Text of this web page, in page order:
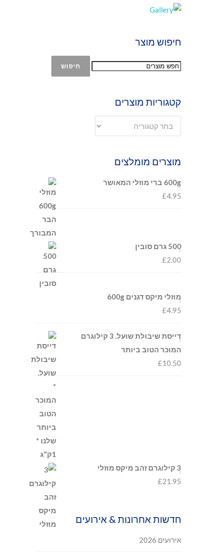
חיפוש מוצר
חיפוש
קטגוריות מוצרים
מוצרים מומלצים
600g ברי מוזלי המאושר
£4.95
500 גרם סובין
£2.00
מוזלי מיקס דגנים 600g
£4.95
דייסת שיבולת שועל. 3 קילוגרם
המוכר הטוב ביותר
£10.50
3 קילוגרם זהב מיקס מוזלי
£21.95
חדשות אחרונות & אירועים
אירועים 2026